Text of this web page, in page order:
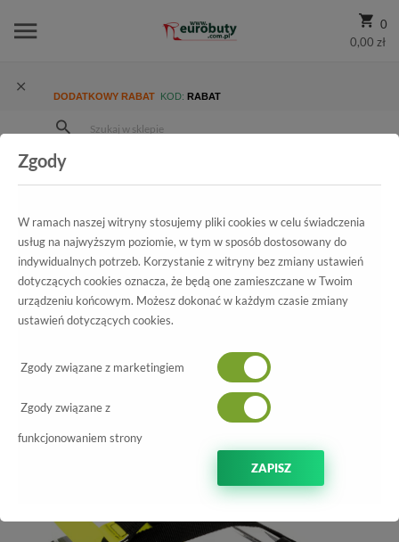
0
0,00 zł
DODATKOWY RABAT KOD: RABAT
Kolekcja damska
Sandały
Wszystkie produkty
82136 22157 White/Black/Green
Zgody
W ramach naszej witryny stosujemy pliki cookies w celu świadczenia
usług na najwyższym poziomie, w tym w sposób dostosowany do
indywidualnych potrzeb. Korzystanie z witryny bez zmiany ustawień
dotyczących cookies oznacza, że będą one zamieszczane w Twoim
urządzeniu końcowym. Możesz dokonać w każdym czasie zmiany
ustawień dotyczących cookies.
Zgody związane z marketingiem
Zgody związane z
funkcjonowaniem strony
ZAPISZ